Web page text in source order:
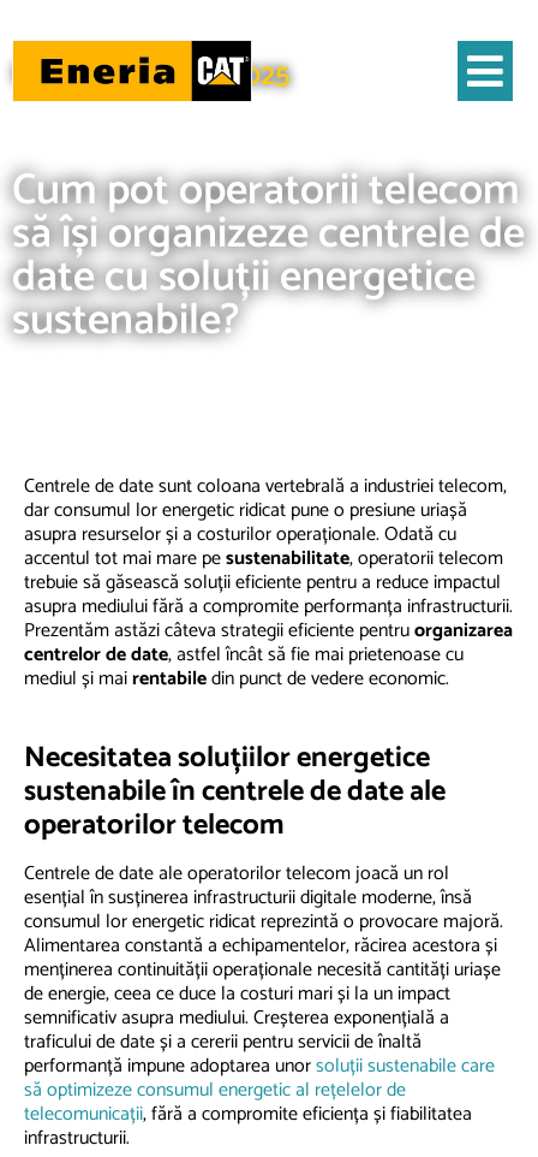
Noutăți - 03/04/2025
Acasa
Noutăţi
Cum pot operatorii telecom
să își organizeze centrele de
date cu soluții energetice
sustenabile?
Centrele de date sunt coloana vertebrală a industriei telecom,
dar consumul lor energetic ridicat pune o presiune uriașă
asupra resurselor și a costurilor operaționale. Odată cu
accentul tot mai mare pesustenabilitate, operatorii telecom
trebuie să găsească soluții eficiente pentru a reduce impactul
asupra mediului fără a compromite performanța infrastructurii.
Prezentăm astăzi câteva strategii eficiente pentruorganizarea
centrelor de date, astfel încât să fie mai prietenoase cu
mediul și mairentabiledin punct de vedere economic.
Necesitatea soluțiilor energetice
sustenabile în centrele de date ale
operatorilor telecom
Centrele de date ale operatorilor telecom joacă un rol
esențial în susținerea infrastructurii digitale moderne, însă
consumul lor energetic ridicat reprezintă o provocare majoră.
Alimentarea constantă a echipamentelor, răcirea acestora și
menținerea continuității operaționale necesită cantități uriașe
de energie, ceea ce duce la costuri mari și la un impact
semnificativ asupra mediului. Creșterea exponențială a
traficului de date și a cererii pentru servicii de înaltă
performanță impune adoptarea unorsoluții sustenabile care
să optimizeze consumul energetic al rețelelor de
telecomunicații, fără a compromite eficiența și fiabilitatea
infrastructurii.